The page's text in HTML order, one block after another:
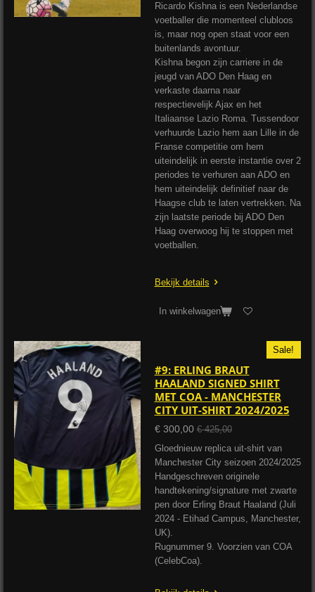
Ricardo Kishna is een Nederlandse
voetballer die momenteel clubloos
is, maar nog open staat voor een
buitenlands avontuur.
Kishna begon zijn carriere in de
jeugd van ADO Den Haag en
verkaste daarna naar
respectievelijk Ajax en het
Italiaanse Lazio Roma. Tussendoor
verhuurde Lazio hem aan Lille in de
Franse competitie om hem
uiteindelijk in eerste instantie over 2
periodes te verhuren aan ADO en
hem uiteindelijk definitief naar de
Haagse club te laten vertrekken. Na
zijn laatste periode bij ADO Den
Haag overwoog hij te stoppen met
voetballen.
Bekijk details
In winkelwagen
Sale!
#9: ERLING BRAUT
HAALAND SIGNED SHIRT
MET COA - MANCHESTER
CITY UIT-SHIRT 2024/2025
€ 300,00 € 425,00
Gloednieuw replica uit-shirt van
Manchester City seizoen 2024/2025
Handgeschreven originele
handtekening/signature met zwarte
pen door Erling Braut Haaland (Juli
2024 - Etihad Campus, Manchester,
UK).
Rugnummer 9. Voorzien van COA
(CelebCoa).